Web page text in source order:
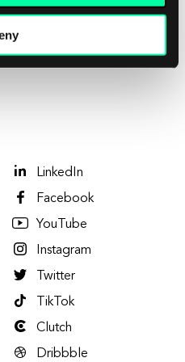
LinkedIn
Facebook
YouTube
Instagram
Twitter
TikTok
Clutch
Dribbble